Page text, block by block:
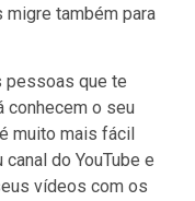
migre também para
pessoas que te
conhecem o seu
muito mais fácil
do YouTube e
vídeos com os